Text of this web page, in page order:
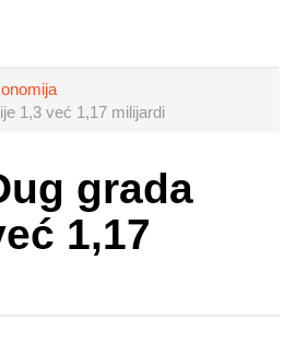
1,3 već 1,17 milijardi
grada
1,17